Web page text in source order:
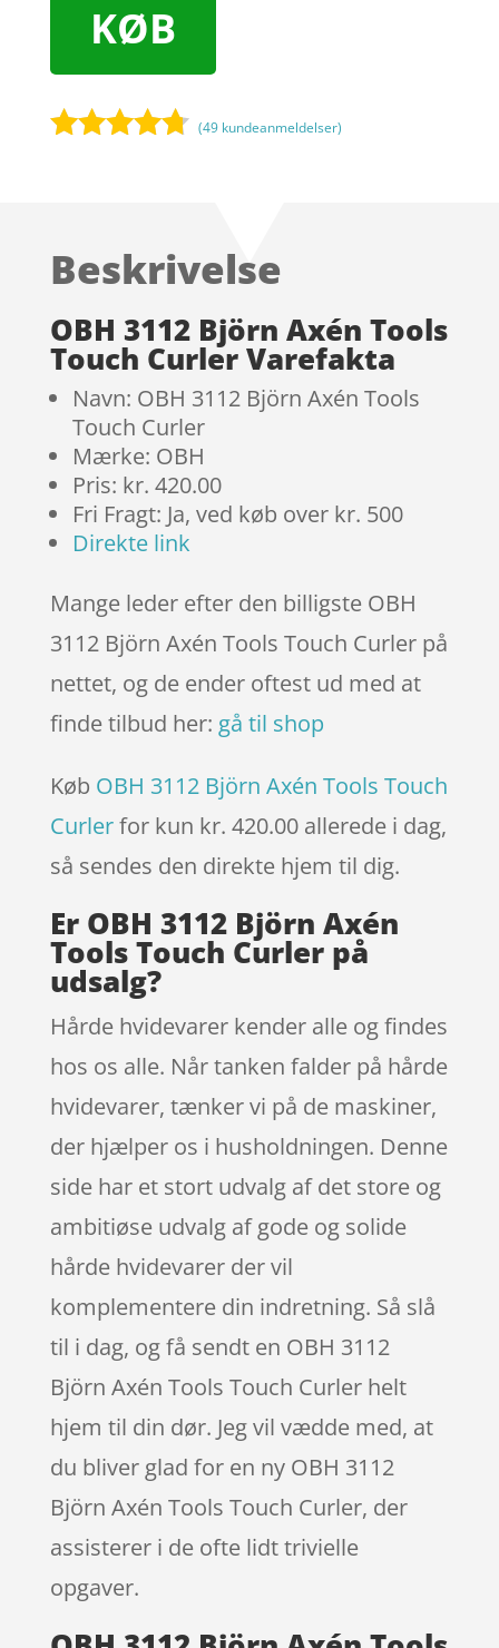
KØB
på
mmelser
(49 kundeanmeldelser)
Beskrivelse
OBH 3112 Björn Axén Tools
Touch Curler Varefakta
Navn: OBH 3112 Björn Axén Tools
Touch Curler
Mærke: OBH
Pris: kr. 420.00
Fri Fragt: Ja, ved køb over kr. 500
Direkte link
Mange leder efter den billigste OBH
3112 Björn Axén Tools Touch Curler på
nettet, og de ender oftest ud med at
finde tilbud her: gå til shop
Køb OBH 3112 Björn Axén Tools Touch
Curlerfor kun kr. 420.00 allerede i dag,
så sendes den direkte hjem til dig.
Er OBH 3112 Björn Axén
Tools Touch Curler på
udsalg?
Hårde hvidevarer kender alle og findes
hos os alle. Når tanken falder på hårde
hvidevarer, tænker vi på de maskiner,
der hjælper os i husholdningen. Denne
side har et stort udvalg af det store og
ambitiøse udvalg af gode og solide
hårde hvidevarer der vil
komplementere din indretning. Så slå
til i dag, og få sendt en OBH 3112
Björn Axén Tools Touch Curler helt
hjem til din dør. Jeg vil vædde med, at
du bliver glad for en ny OBH 3112
Björn Axén Tools Touch Curler, der
assisterer i de ofte lidt trivielle
opgaver.